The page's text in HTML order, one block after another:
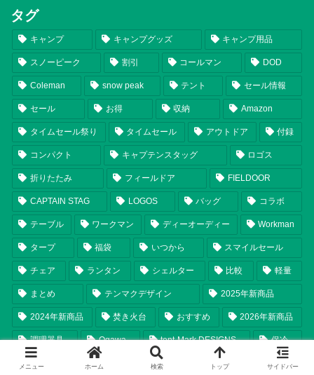
タグ
キャンプ キャンプグッズ キャンプ用品
スノーピーク 割引 コールマン DOD
Coleman snow peak テント セール情報
セール お得 収納 Amazon
タイムセール祭り タイムセール アウトドア 付録
コンパクト キャプテンスタッグ ロゴス
折りたたみ フィールドア FIELDOOR
CAPTAIN STAG LOGOS バッグ コラボ
テーブル ワークマン ディーオーディー Workman
タープ 福袋 いつから スマイルセール
チェア ランタン シェルター 比較 軽量
まとめ テンマクデザイン 2025年新商品
2024年新商品 焚き火台 おすすめ 2026年新商品
調理器具 Ogawa tent-Mark DESIGNS 保冷
ソロキャンプ ユニフレーム 限定 オガワ
メニュー ホーム 検索 トップ サイドバー